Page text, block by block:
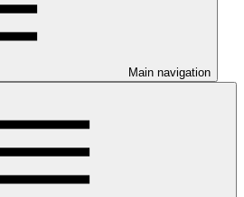
Main navigation